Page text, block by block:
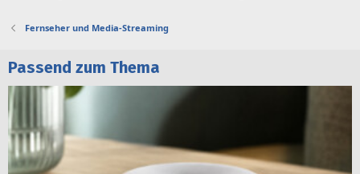
Fernseher und Media-Streaming
Passend zum Thema